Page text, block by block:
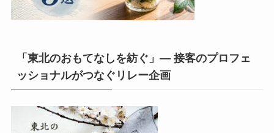
「東北のおもてなしを紡ぐ」— 接客のプロフェ
ッショナルがつなぐリレー企画